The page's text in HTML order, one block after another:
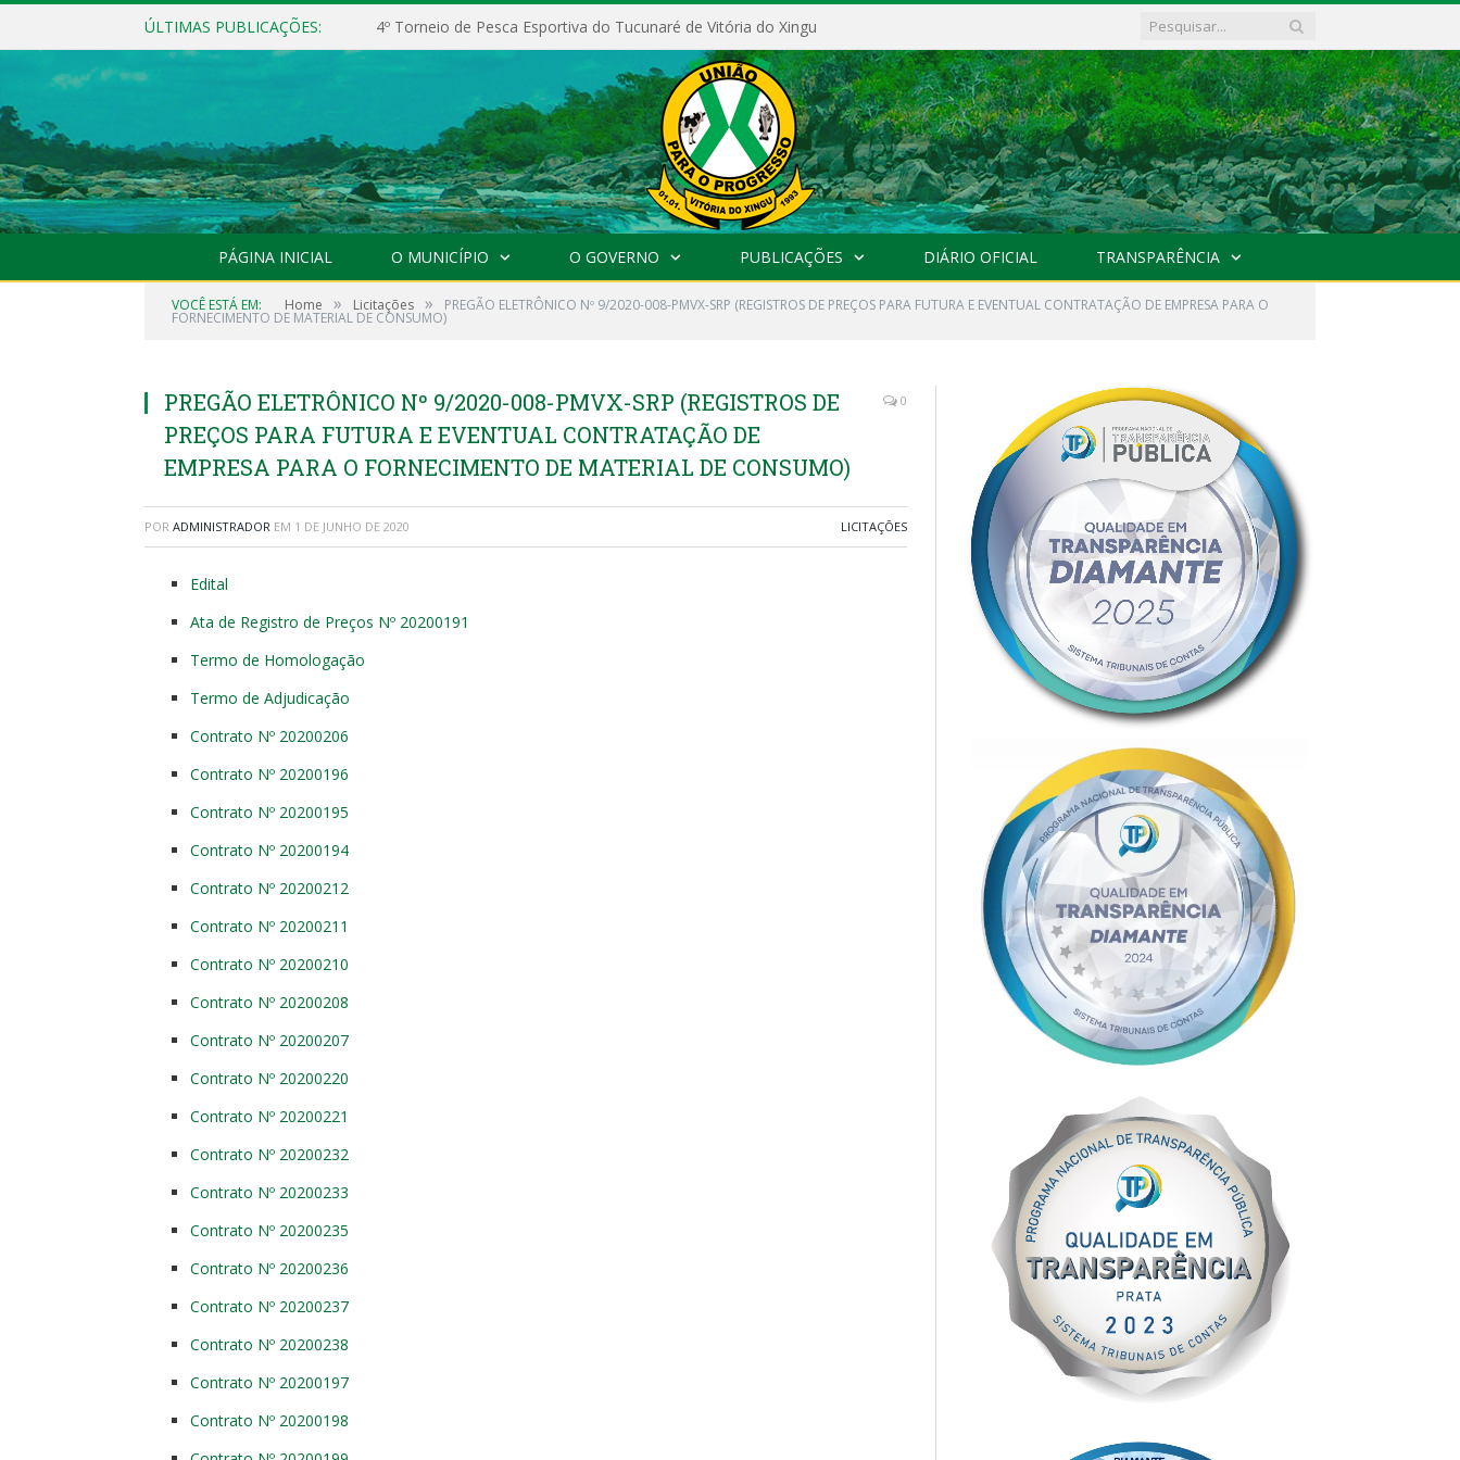
ÚLTIMAS PUBLICAÇÕES: 4º Torneio de Pesca Esportiva do Tucunaré de Vitória do Xingu
PÁGINA INICIAL O MUNICÍPIO O GOVERNO PUBLICAÇÕES DIÁRIO OFICIAL TRANSPARÊNCIA
VOCÊ ESTÁ EM: Home » Licitações » PREGÃO ELETRÔNICO Nº 9/2020-008-PMVX-SRP (REGISTROS DE PREÇOS PARA FUTURA E EVENTUAL CONTRATAÇÃO DE EMPRESA PARA O
FORNECIMENTO DE MATERIAL DE CONSUMO)
PREGÃO ELETRÔNICO Nº 9/2020-008-PMVX-SRP (REGISTROS DE
PREÇOS PARA FUTURA E EVENTUAL CONTRATAÇÃO DE
EMPRESA PARA O FORNECIMENTO DE MATERIAL DE CONSUMO)
0
POR ADMINISTRADOR EM 1 DE JUNHO DE 2020 LICITAÇÕES
Edital
Ata de Registro de Preços Nº 20200191
Termo de Homologação
Termo de Adjudicação
Contrato Nº 20200206
Contrato Nº 20200196
Contrato Nº 20200195
Contrato Nº 20200194
Contrato Nº 20200212
Contrato Nº 20200211
Contrato Nº 20200210
Contrato Nº 20200208
Contrato Nº 20200207
Contrato Nº 20200220
Contrato Nº 20200221
Contrato Nº 20200232
Contrato Nº 20200233
Contrato Nº 20200235
Contrato Nº 20200236
Contrato Nº 20200237
Contrato Nº 20200238
Contrato Nº 20200197
Contrato Nº 20200198